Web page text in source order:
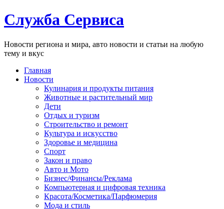
Служба Сервиса
Новости региона и мира, авто новости и статьи на любую
тему и вкус
Главная
Новости
Кулинария и продукты питания
Животные и растительный мир
Дети
Отдых и туризм
Строительство и ремонт
Культура и искусство
Здоровье и медицина
Спорт
Закон и право
Авто и Мото
Бизнес/Финансы/Реклама
Компьютерная и цифровая техника
Красота/Косметика/Парфюмерия
Мода и стиль